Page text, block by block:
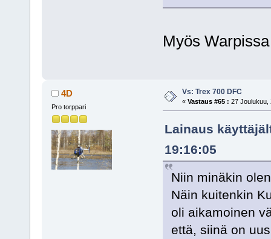
Myös
4D
Pro torppari
Vs: Trex 700 DFC
« Vastaus #65 : 27 Joulukuu,
Lainaus
19:16:05
Niin minäkin
Näin kuitenkin
oli aikamoinen
että, siinä on